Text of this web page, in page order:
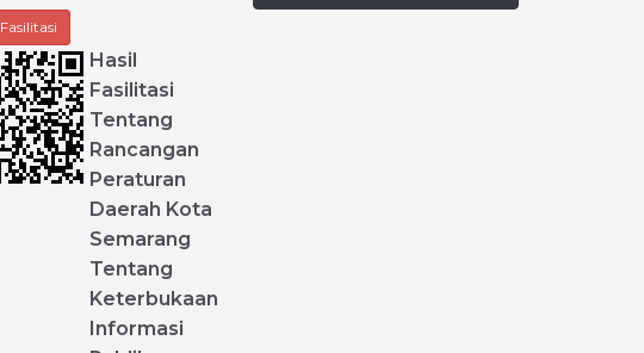
Hasil
Fasilitasi
Tentang
Rancangan
Peraturan
Daerah Kota
Semarang
Tentang
Keterbukaan
Informasi